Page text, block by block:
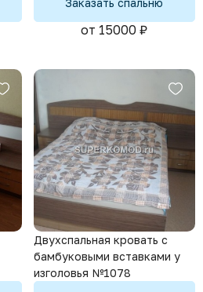
от 15000 ₽
Двухспальная кровать с
бамбуковыми вставками у
изголовья №1078